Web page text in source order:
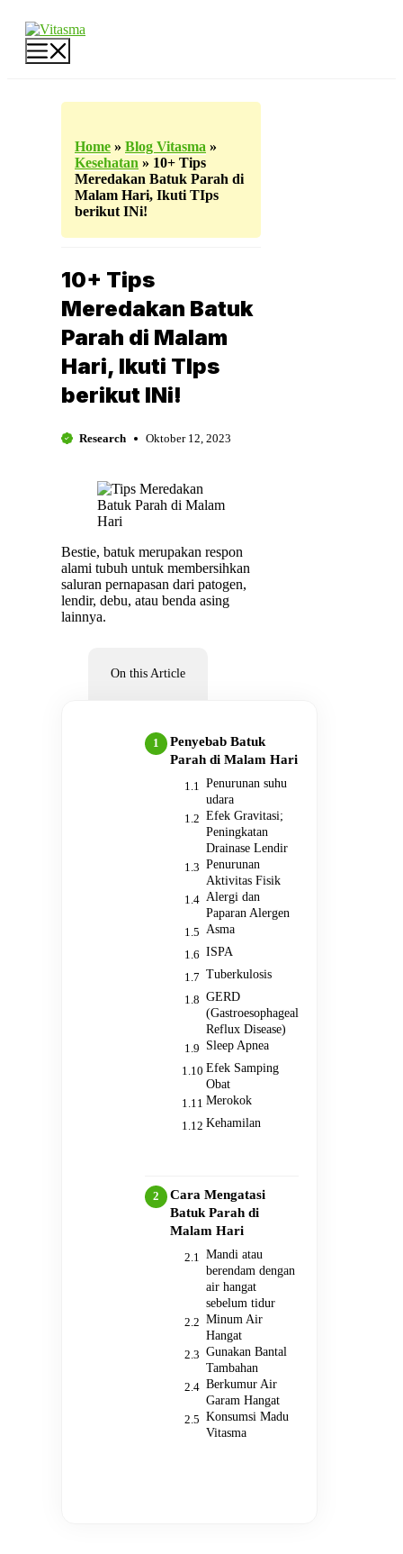
Home » Blog Vitasma »
Kesehatan » 10+ Tips
Meredakan Batuk Parah di
Malam Hari, Ikuti TIps
berikut INi!
10+ Tips
Meredakan Batuk
Parah di Malam
Hari, Ikuti TIps
berikut INi!
Research Oktober 12, 2023
Bestie, batuk merupakan respon
alami tubuh untuk membersihkan
saluran pernapasan dari patogen,
lendir, debu, atau benda asing
lainnya.
On this Article
Penyebab Batuk
Parah di Malam Hari
Penurunan suhu
udara
Efek Gravitasi;
Peningkatan
Drainase Lendir
Penurunan
Aktivitas Fisik
Alergi dan
Paparan Alergen
Asma
ISPA
Tuberkulosis
GERD
(Gastroesophageal
Reflux Disease)
Sleep Apnea
Efek Samping
Obat
Merokok
Kehamilan
Cara Mengatasi
Batuk Parah di
Malam Hari
Mandi atau
berendam dengan
air hangat
sebelum tidur
Minum Air
Hangat
Gunakan Bantal
Tambahan
Berkumur Air
Garam Hangat
Konsumsi Madu
Vitasma